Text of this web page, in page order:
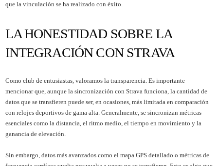
que la vinculación se ha realizado con éxito.
LA HONESTIDAD SOBRE LA
INTEGRACIÓN CON STRAVA
Como club de entusiastas, valoramos la transparencia. Es importante
mencionar que, aunque la sincronización con Strava funciona, la cantidad de
datos que se transfieren puede ser, en ocasiones, más limitada en comparación
con relojes deportivos de gama alta. Generalmente, se sincronizan métricas
esenciales como la distancia, el ritmo medio, el tiempo en movimiento y la
ganancia de elevación.
Sin embargo, datos más avanzados como el mapa GPS detallado o métricas de